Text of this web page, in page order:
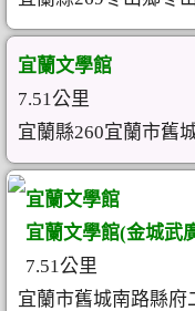
宜蘭文學館
7.51公里
宜蘭縣260宜蘭市舊
宜蘭文學館
宜蘭文學館(金城武
7.51公里
宜蘭市舊城南路縣府